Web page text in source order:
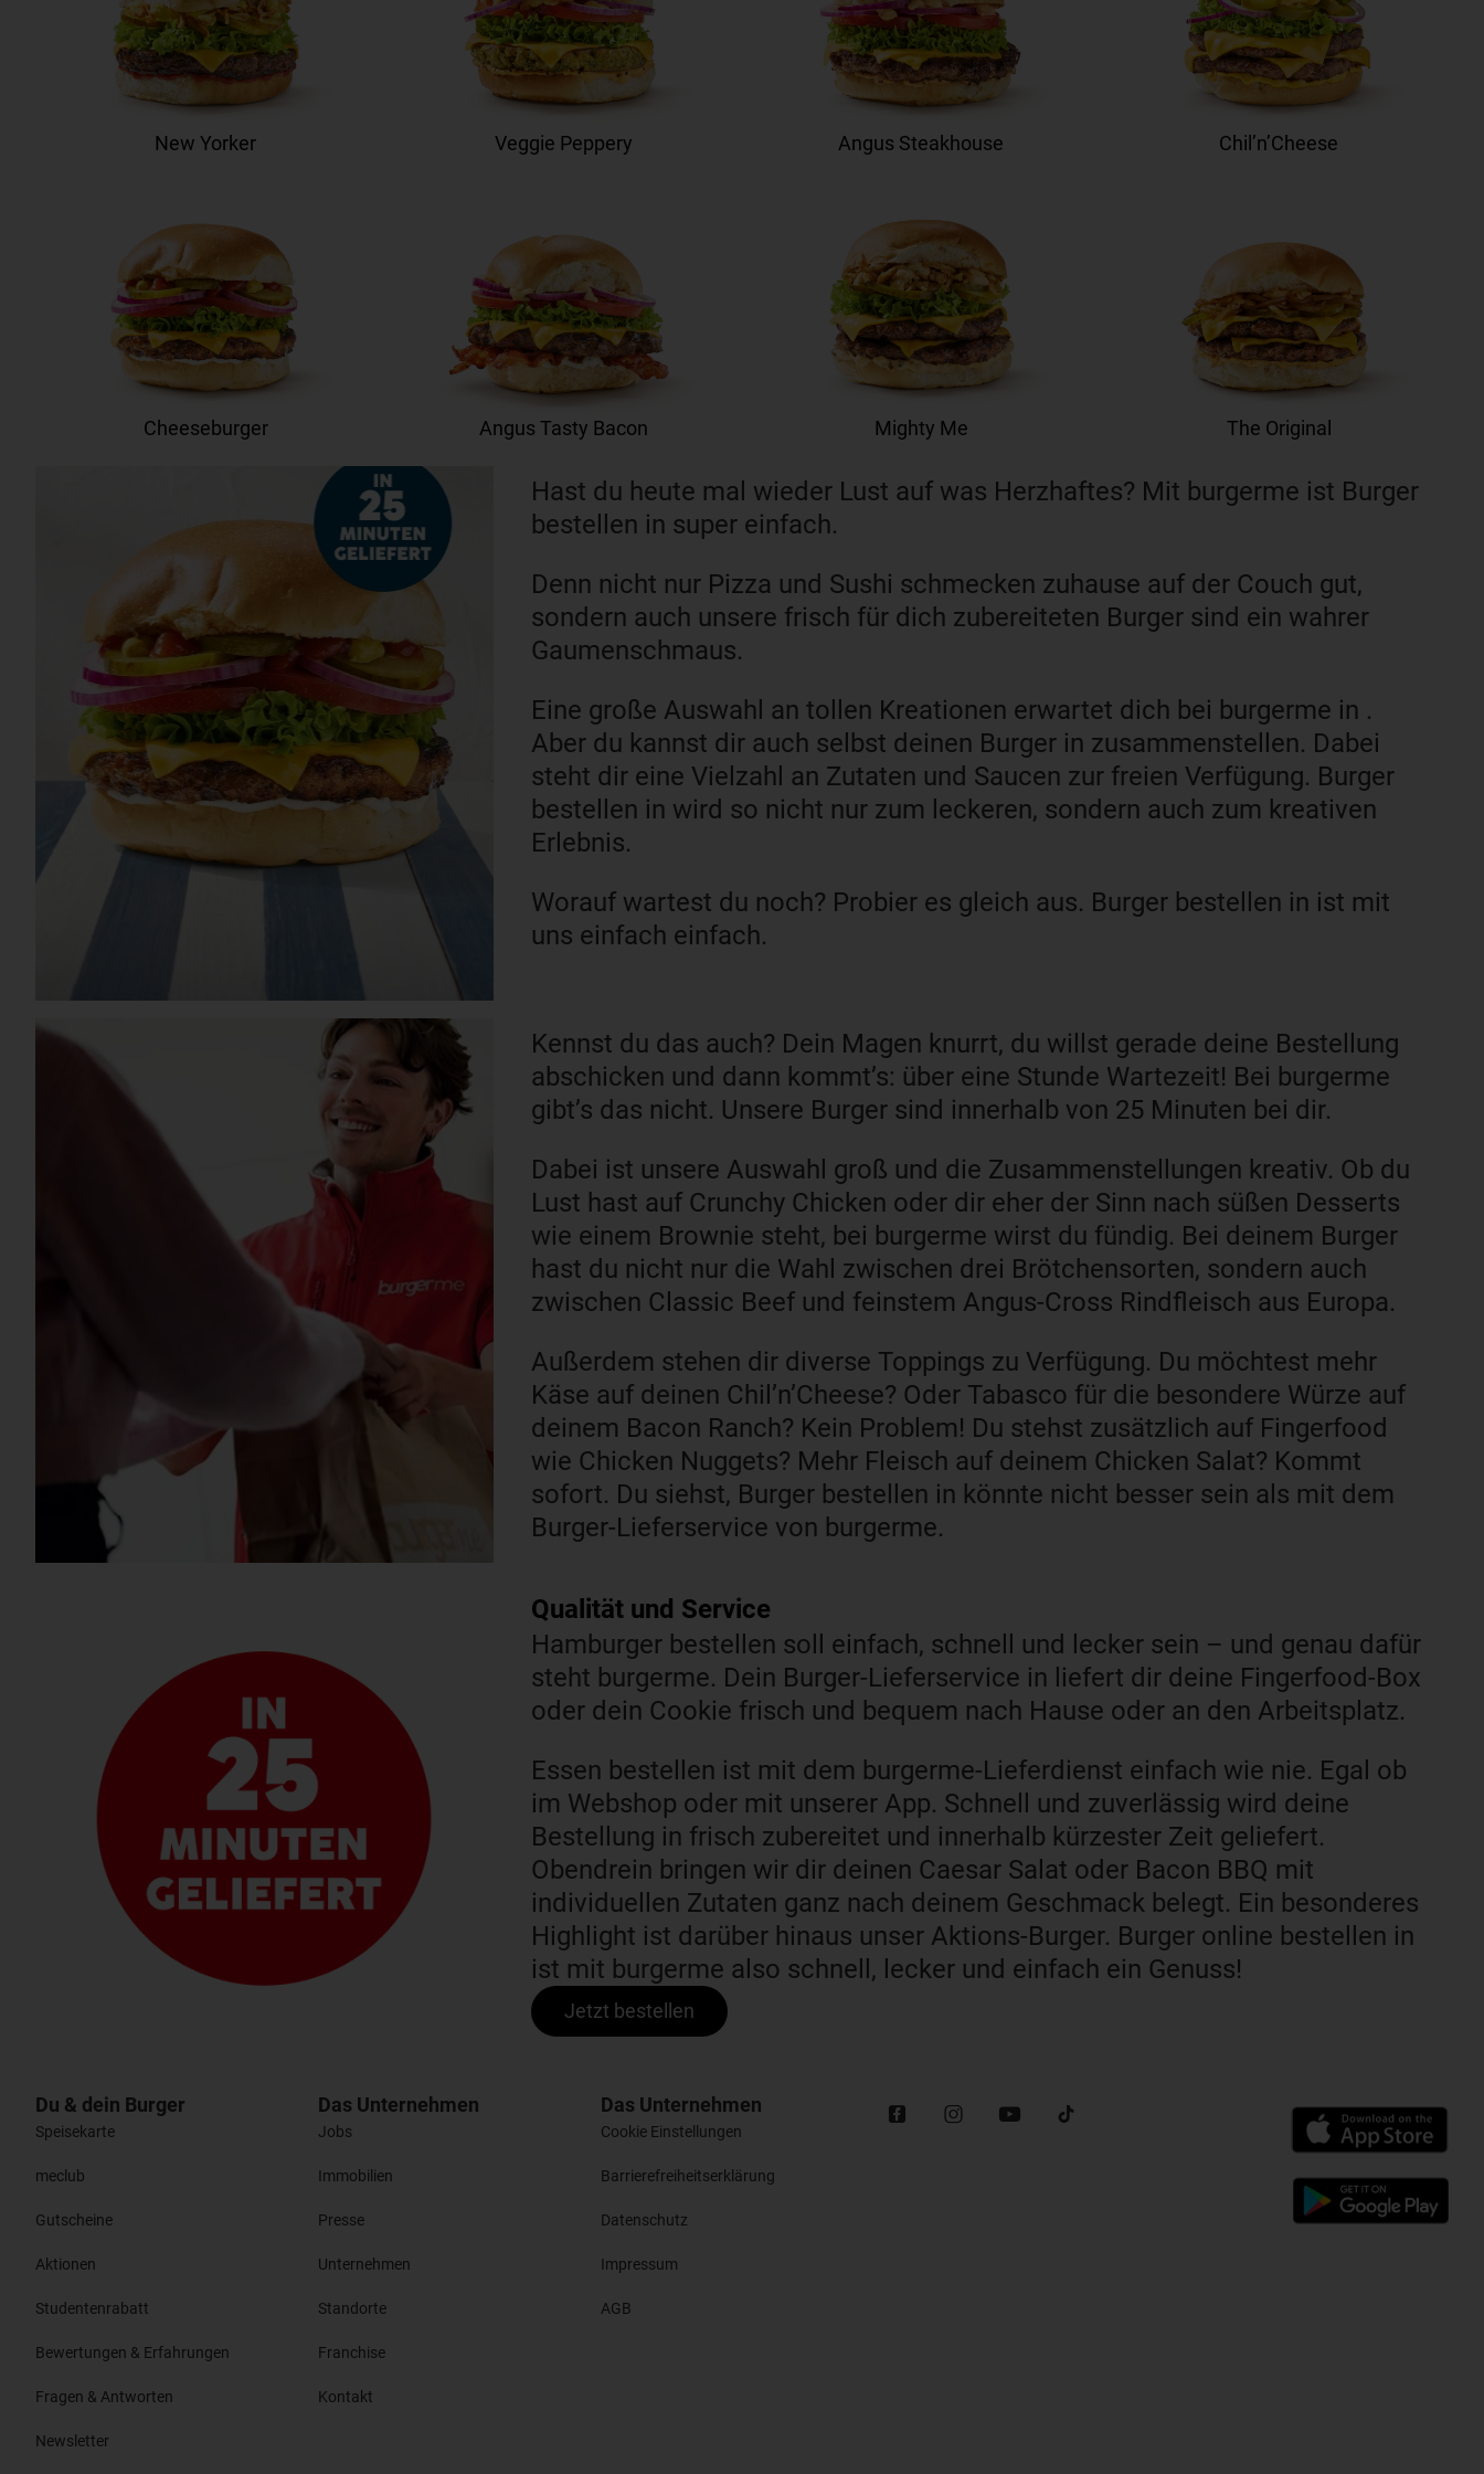
New Yorker Veggie Peppery Angus Steakhouse Chil’n’Cheese
Cheeseburger Angus Tasty Bacon Mighty Me The Original
Hast du heute mal wieder Lust auf was Herzhaftes? Mit burgerme ist Burger
bestellen in super einfach.
Denn nicht nur Pizza und Sushi schmecken zuhause auf der Couch gut,
sondern auch unsere frisch für dich zubereiteten Burger sind ein wahrer
Gaumenschmaus.
Eine große Auswahl an tollen Kreationen erwartet dich bei burgerme in .
Aber du kannst dir auch selbst deinen Burger in zusammenstellen. Dabei
steht dir eine Vielzahl an Zutaten und Saucen zur freien Verfügung. Burger
bestellen in wird so nicht nur zum leckeren, sondern auch zum kreativen
Erlebnis.
Worauf wartest du noch? Probier es gleich aus. Burger bestellen in ist mit
uns einfach einfach.
Kennst du das auch? Dein Magen knurrt, du willst gerade deine Bestellung
abschicken und dann kommt’s: über eine Stunde Wartezeit! Bei burgerme
gibt’s das nicht. Unsere Burger sind innerhalb von 25 Minuten bei dir.
Dabei ist unsere Auswahl groß und die Zusammenstellungen kreativ. Ob du
Lust hast auf Crunchy Chicken oder dir eher der Sinn nach süßen Desserts
wie einem Brownie steht, bei burgerme wirst du fündig. Bei deinem Burger
hast du nicht nur die Wahl zwischen drei Brötchensorten, sondern auch
zwischen Classic Beef und feinstem Angus-Cross Rindfleisch aus Europa.
Außerdem stehen dir diverse Toppings zu Verfügung. Du möchtest mehr
Käse auf deinen Chil’n’Cheese? Oder Tabasco für die besondere Würze auf
deinem Bacon Ranch? Kein Problem! Du stehst zusätzlich auf Fingerfood
wie Chicken Nuggets? Mehr Fleisch auf deinem Chicken Salat? Kommt
sofort. Du siehst, Burger bestellen in könnte nicht besser sein als mit dem
Burger-Lieferservice von burgerme.
Qualität und Service​
Hamburger bestellen soll einfach, schnell und lecker sein – und genau dafür
steht burgerme. Dein Burger-Lieferservice in liefert dir deine Fingerfood-Box
oder dein Cookie frisch und bequem nach Hause oder an den Arbeitsplatz.
Essen bestellen ist mit dem burgerme-Lieferdienst einfach wie nie. Egal ob
im Webshop oder mit unserer App. Schnell und zuverlässig wird deine
Bestellung in frisch zubereitet und innerhalb kürzester Zeit geliefert.
Obendrein bringen wir dir deinen Caesar Salat oder Bacon BBQ mit
individuellen Zutaten ganz nach deinem Geschmack belegt. Ein besonderes
Highlight ist darüber hinaus unser Aktions-Burger. Burger online bestellen in
ist mit burgerme also schnell, lecker und einfach ein Genuss!
Jetzt bestellen
Du & dein Burger
Speisekarte
meclub
Gutscheine
Aktionen
Studentenrabatt
Bewertungen & Erfahrungen
Fragen & Antworten
Newsletter
Das Unternehmen
Jobs
Immobilien
Presse
Unternehmen
Standorte
Franchise
Kontakt
Das Unternehmen
Cookie Einstellungen
Barrierefreiheitserklärung
Datenschutz
Impressum
AGB